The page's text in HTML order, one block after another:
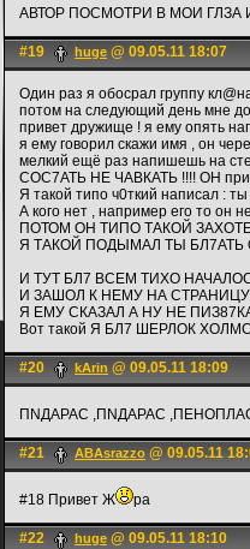
АВТОР ПОСМОТРИ В МОИ ГЛЗА
#19 huge @ 09.05.11 18:07
Один раз я обосрал группу
потом на следующий день мне
привет дружище ! я ему опять
я ему говорил скажи имя , он
мелкий ещё раз напишешь на
СОС7АТЬ НЕ ЧАВКАТЬ !!!! ОН
Я такой типо ч0ткий написал :
А кого нет , например его то он
ПОТОМ ОН ТИПО ТАКОЙ
Я ТАКОЙ ПОДЫМАЛ ТЫ БЛ7АТЬ
И ТУТ БЛ7 ВСЕМ ТИХО
И ЗАШОЛ К НЕМУ НА
Я ЕМУ СКАЗАЛ А НУ НЕ
Вот такой Я БЛ7 ШЕРЛОК ХОЛМС
#20 kArin @ 09.05.11 18:09
ПNДАРАС ,ПNДАРАС
#21 ABAsrazzo @ 09.05.11
#18 Привет Ж ра
#22 huge @ 09.05.11 18:10